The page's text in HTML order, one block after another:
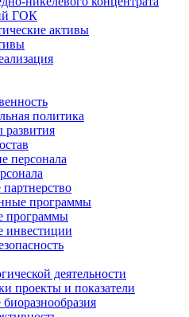
ГОК
активы
политика
персонала
программы
программы
инвестиции
деятельности
проекты и показатели